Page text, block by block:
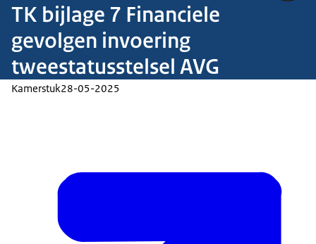
TK bijlage 7 Financiele
gevolgen invoering
tweestatusstelsel AVG
Kamerstuk28-05-2025